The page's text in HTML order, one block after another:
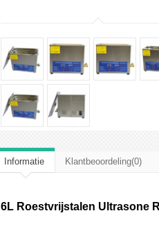
Informatie Klantbeoordeling(0)
6L Roestvrijstalen Ultrasone